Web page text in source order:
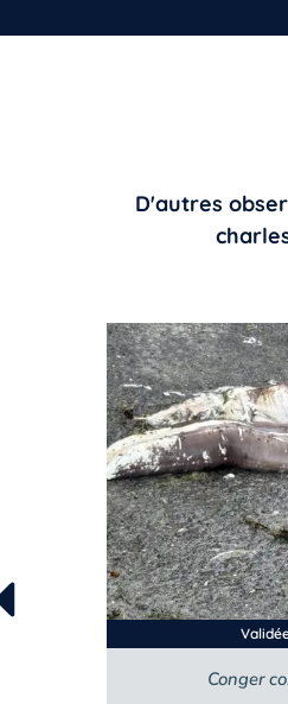
D'autres
Conger